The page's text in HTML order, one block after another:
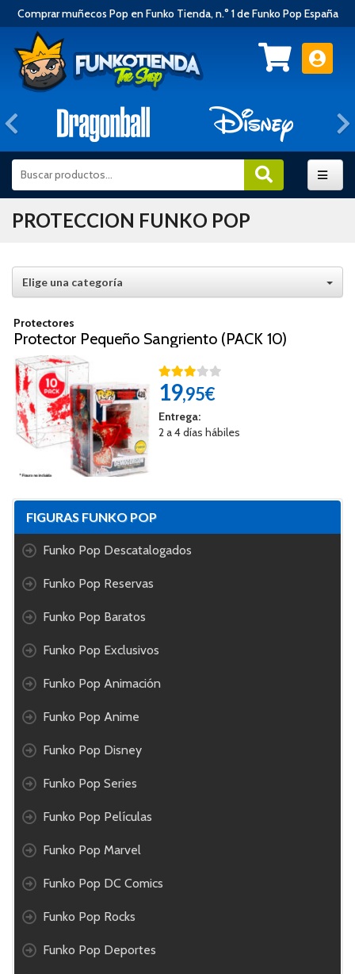
Comprar muñecos Pop en Funko Tienda, n.° 1 de Funko Pop España
Anterior
PROTECCION FUNKO POP
Elige una categoría
Protectores
Protector Pequeño Sangriento (PACK 10)
19,95€
Entrega:
2 a 4 días hábiles
FIGURAS FUNKO POP
Funko Pop Descatalogados
Funko Pop Reservas
Funko Pop Baratos
Funko Pop Exclusivos
Funko Pop Animación
Funko Pop Anime
Funko Pop Disney
Funko Pop Series
Funko Pop Películas
Funko Pop Marvel
Funko Pop DC Comics
Funko Pop Rocks
Funko Pop Deportes